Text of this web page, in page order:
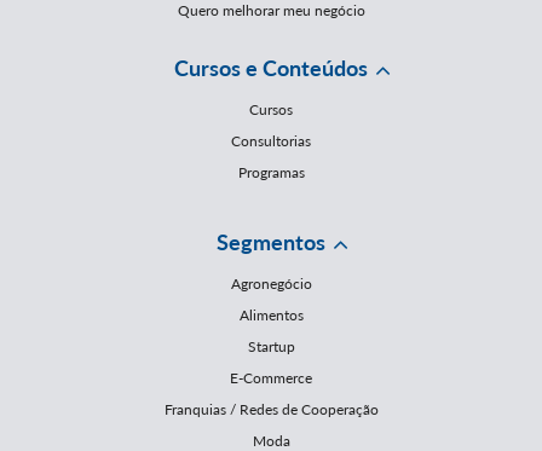
Quero melhorar meu negócio
Cursos e Conteúdos
Cursos
Consultorias
Programas
Segmentos
Agronegócio
Alimentos
Startup
E-Commerce
Franquias / Redes de Cooperação
Moda